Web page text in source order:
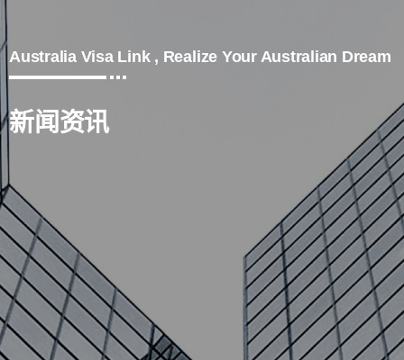
Australia Visa Link , Realize Your Australian Dream
新闻资讯